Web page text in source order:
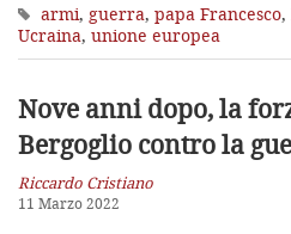
armi, guerra, papa Francesco,
Ucraina, unione europea
Nove anni dopo, la
Bergoglio contro la
Riccardo Cristiano
11 Marzo 2022